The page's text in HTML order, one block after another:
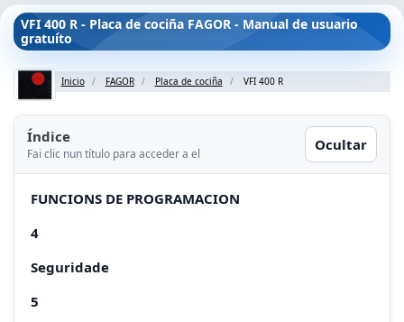
VFI 400 R - Placa de cociña FAGOR - Manual de usuario
gratuíto
Inicio FAGOR Placa de cociña VFI 400 R
Índice
Fai clic nun título para acceder a el
Ocultar
FUNCIONS DE PROGRAMACION
4
Seguridade
5